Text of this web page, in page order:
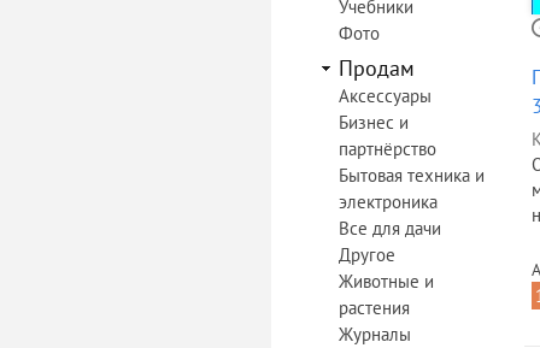
Учебники
Фото
Продам
Аксессуары
Бизнес и
партнёрство
Бытовая техника и
электроника
Все для дачи
Другое
Животные и
растения
Журналы